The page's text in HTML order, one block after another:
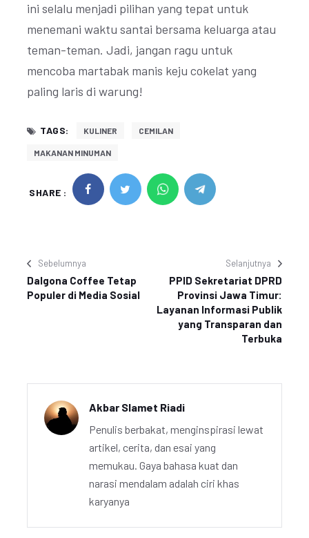
ini selalu menjadi pilihan yang tepat untuk
menemani waktu santai bersama keluarga atau
teman-teman. Jadi, jangan ragu untuk
mencoba martabak manis keju cokelat yang
paling laris di warung!
TAGS: KULINER CEMILAN
MAKANAN MINUMAN
SHARE :
Sebelumnya
Dalgona Coffee Tetap
Populer di Media Sosial
Selanjutnya
PPID Sekretariat DPRD
Provinsi Jawa Timur:
Layanan Informasi Publik
yang Transparan dan
Terbuka
Akbar Slamet Riadi
Penulis berbakat, menginspirasi lewat
artikel, cerita, dan esai yang
memukau. Gaya bahasa kuat dan
narasi mendalam adalah ciri khas
karyanya